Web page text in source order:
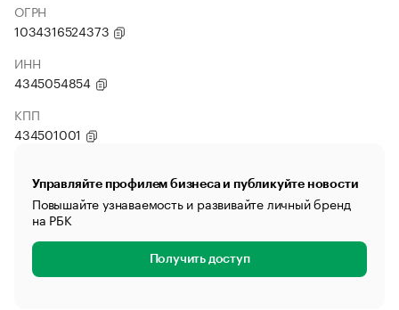
ОГРН
1034316524373
ИНН
4345054854
КПП
434501001
Управляйте профилем бизнеса и публикуйте новости
Повышайте узнаваемость и развивайте личный бренд
на РБК
Получить доступ